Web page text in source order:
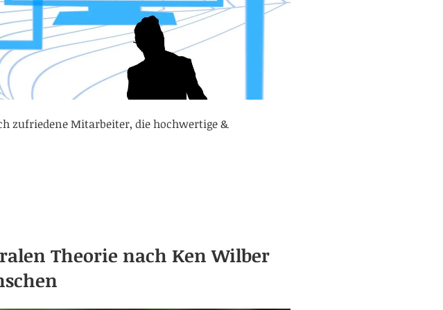
zufriedene Mitarbeiter, die hochwertige &
Theorie nach Ken Wilber